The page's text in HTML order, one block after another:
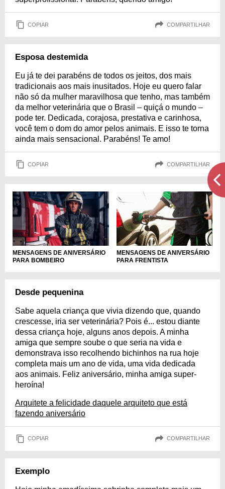
COPIAR COMPARTILHAR
Esposa destemida
Eu já te dei parabéns de todos os jeitos, dos mais
tradicionais aos mais inusitados. Hoje eu quero falar
não só da mulher maravilhosa que tenho, mas também
da melhor veterinária que o Brasil – quiçá o mundo –
pode ter. Dedicada, corajosa, prestativa e carinhosa,
você tem o dom do amor pelos animais. E isso te torna
ainda mais sensacional. Parabéns! Te amo!
COPIAR COMPARTILHAR
MENSAGENS DE ANIVERSÁRIO
PARA BOMBEIRO
MENSAGENS DE ANIVERSÁRIO
PARA FRENTISTA
Desde pequenina
Sabe aquela criança que vivia dizendo que, quando
crescesse, iria ser veterinária? Pois é... estou diante
dessa criança hoje, alguns anos depois. A minha
amiga que sempre soube o que seria na vida e
demonstrava isso recolhendo bichinhos na rua hoje
completa mais um ano de vida, uma vida dedicada
aos animais. Feliz aniversário, minha amiga super-
heroína!
Arquitete a felicidade daquele arquiteto que está
fazendo aniversário
COPIAR COMPARTILHAR
Exemplo